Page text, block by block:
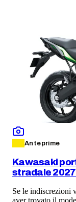
Anteprime
Kawasaki
stradale
Se le indiscrezioni